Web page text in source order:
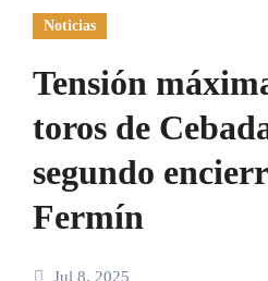
Noticias
Tensión
toros de
segundo
Fermín
Jul 8, 2025